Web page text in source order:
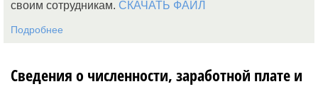
своим сотрудникам. СКАЧАТЬ ФАЙЛ
Подробнее
Сведения о численности, заработной плате и